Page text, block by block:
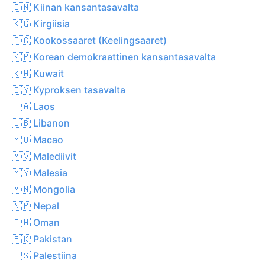
🇨🇳 Kiinan kansantasavalta
🇰🇬 Kirgiisia
🇨🇨 Kookossaaret (Keelingsaaret)
🇰🇵 Korean demokraattinen kansantasavalta
🇰🇼 Kuwait
🇨🇾 Kyproksen tasavalta
🇱🇦 Laos
🇱🇧 Libanon
🇲🇴 Macao
🇲🇻 Malediivit
🇲🇾 Malesia
🇲🇳 Mongolia
🇳🇵 Nepal
🇴🇲 Oman
🇵🇰 Pakistan
🇵🇸 Palestiina